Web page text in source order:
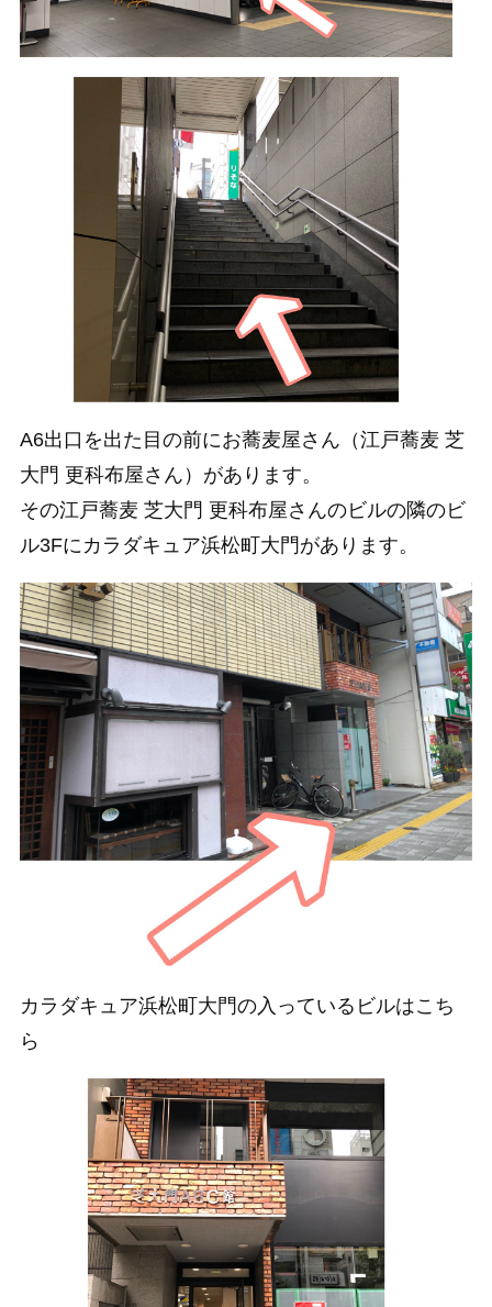
A6出口を出た目の前にお蕎麦屋さん（江戸蕎麦 芝
大門 更科布屋さん）があります。
その江戸蕎麦 芝大門 更科布屋さんのビルの隣のビ
ル3Fにカラダキュア浜松町大門があります。
カラダキュア浜松町大門の入っているビルはこち
ら